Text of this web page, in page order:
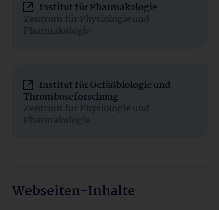
Institut für Pharmakologie
Zentrum für Physiologie und
Pharmakologie
Institut für Gefäßbiologie und
Thromboseforschung
Zentrum für Physiologie und
Pharmakologie
Webseiten-Inhalte